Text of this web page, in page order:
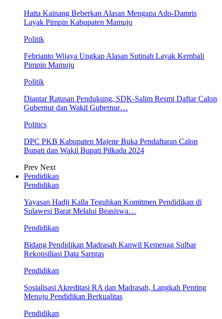
Hatta Kainang Beberkan Alasan Mengapa Ado-Damris
Layak Pimpin Kabupaten Mamuju
Politik
Febrianto Wijaya Ungkap Alasan Sutinah Layak Kembali
Pimpin Mamuju
Politik
Diantar Ratusan Pendukung, SDK-Salim Resmi Daftar Calon
Gubernur dan Wakil Gubernur…
Politics
DPC PKB Kabupaten Majene Buka Pendaftaran Calon
Bupati dan Wakil Bupati Pilkada 2024
Prev Next
Pendidikan
Pendidikan
Yayasan Hadji Kalla Teguhkan Komitmen Pendidikan di
Sulawesi Barat Melalui Beasiswa…
Pendidikan
Bidang Pendidikan Madrasah Kanwil Kemenag Sulbar
Rekonsiliasi Data Sarpras
Pendidikan
Sosialisasi Akreditasi RA dan Madrasah, Langkah Penting
Menuju Pendidikan Berkualitas
Pendidikan